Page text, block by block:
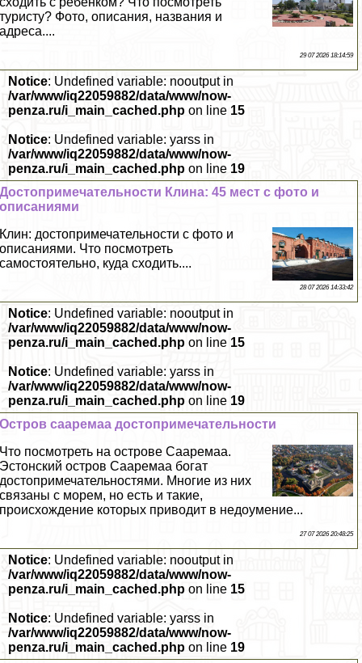
туристу? Фото, описания, названия и
адреса....
29 07 2026 18:14:59
Notice: Undefined variable: nooutput in
/var/www/iq22059882/data/www/now-
penza.ru/i_main_cached.php on line 15
Notice: Undefined variable: yarss in
/var/www/iq22059882/data/www/now-
penza.ru/i_main_cached.php on line 19
Достопримечательности Клина: 45 мест с фото и
описаниями
Клин: достопримечательности с фото и
описаниями. Что посмотреть
самостоятельно, куда сходить....
28 07 2026 14:33:42
Notice: Undefined variable: nooutput in
/var/www/iq22059882/data/www/now-
penza.ru/i_main_cached.php on line 15
Notice: Undefined variable: yarss in
/var/www/iq22059882/data/www/now-
penza.ru/i_main_cached.php on line 19
Остров сааремаа достопримечательности
Что посмотреть на острове Сааремаа.
Эстонский остров Сааремаa богат
достопримечательностями. Многие из них
связаны с морем, но есть и такие,
происхождение которых приводит в недоумение...
27 07 2026 20:48:25
Notice: Undefined variable: nooutput in
/var/www/iq22059882/data/www/now-
penza.ru/i_main_cached.php on line 15
Notice: Undefined variable: yarss in
/var/www/iq22059882/data/www/now-
penza.ru/i_main_cached.php on line 19